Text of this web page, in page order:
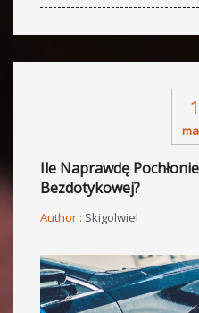
Ile Naprawdę
Bezdotykowej?
Author : Skigolwiel